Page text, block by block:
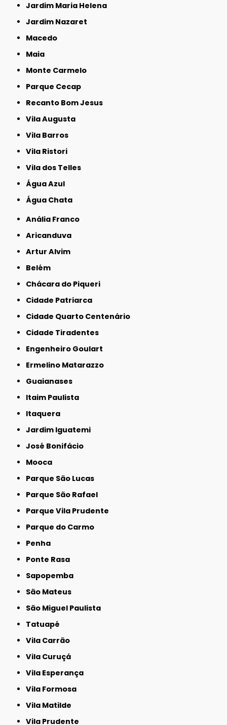
Jardim Maria Helena
Jardim Nazaret
Macedo
Maia
Monte Carmelo
Parque Cecap
Recanto Bom Jesus
Vila Augusta
Vila Barros
Vila Ristori
Vila dos Telles
Água Azul
Água Chata
Anália Franco
Aricanduva
Artur Alvim
Belém
Chácara do Piqueri
Cidade Patriarca
Cidade Quarto Centenário
Cidade Tiradentes
Engenheiro Goulart
Ermelino Matarazzo
Guaianases
Itaim Paulista
Itaquera
Jardim Iguatemi
José Bonifácio
Mooca
Parque São Lucas
Parque São Rafael
Parque Vila Prudente
Parque do Carmo
Penha
Ponte Rasa
Sapopemba
São Mateus
São Miguel Paulista
Tatuapé
Vila Carrão
Vila Curuçá
Vila Esperança
Vila Formosa
Vila Matilde
Vila Prudente